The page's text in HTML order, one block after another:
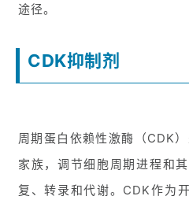
途径。
CDK抑制剂
周期蛋白依赖性激酶（CDK
家族，调节细胞周期进程和
复、转录和代谢。CDK作为